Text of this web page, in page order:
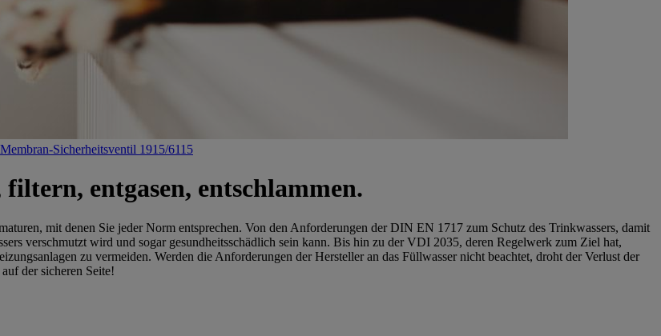
Membran-Sicherheitsventil 1915/6115
entgasen, entschlammen.
mit denen Sie jeder Norm entsprechen. Von den Anforderungen der DIN EN 1717 zum Schutz des Trinkwassers, damit
verschmutzt wird und sogar gesundheitsschädlich sein kann. Bis hin zu der VDI 2035, deren Regelwerk zum Ziel hat,
zu vermeiden. Werden die Anforderungen der Hersteller an das Füllwasser nicht beachtet, droht der Verlust der
der sicheren Seite!